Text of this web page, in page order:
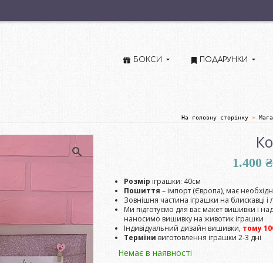
БОКСИ ПОДАРУНКИ
На головну сторінку »
1.400₴
Розмір іграшки: 40см
Пошиття – імпорт (Європа), має
Зовнішня частина іграшки на блискавці і
Ми підготуємо для вас макет вишивки і
наносимо вишивку на животик іграшки
Індивідуальний дизайн вишивки, тому
Терміни виготовлення іграшки 2-3 дні
Немає в наявності